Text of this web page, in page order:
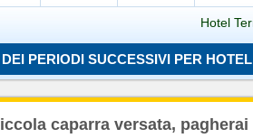
Hotel
Caricamento in corso...
PERIODI SUCCESSIVI PER
caparra versata,